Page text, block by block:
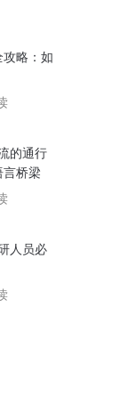
略：如
的通行
桥梁
人员必